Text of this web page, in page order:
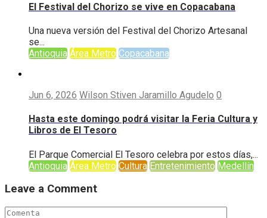
El Festival del Chorizo se vive en Copacabana
Una nueva versión del Festival del Chorizo Artesanal
se...
Antioquia Área Metro Copacabana
Jun 6, 2026 Wilson Stiven Jaramillo Agudelo 0
Hasta este domingo podrá visitar la Feria Cultura y
Libros de El Tesoro
El Parque Comercial El Tesoro celebra por estos días,...
Antioquia Área Metro Cultura Entretenimiento Medellín
Leave a Comment